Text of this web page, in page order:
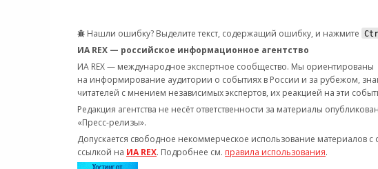
Нашли ошибку? Выделите текст, содержащий ошибку, и нажмите
ИА REX — российское информационное агентство
ИА REX — международное экспертное сообщество. Мы ориентированы
на информирование аудитории о событиях в России и за рубежом,
читателей с мнением независимых экспертов, их реакцией на эти
Редакция агентства не несёт ответственности за материалы
«Пресс-релизы».
Допускается свободное некоммерческое использование материалов с
ссылкой на ИА REX. Подробнее см. правила использования.